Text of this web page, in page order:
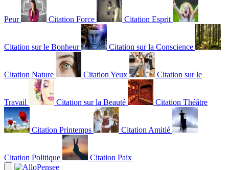
Peur Citation Force Citation Esprit
Citation sur le Bonheur Citation sur la Conscience
Citation Nature Citation Yeux Citation sur le
Travail Citation sur la Beauté Citation Théâtre
Citation Printemps Citation Amitié
Citation Politique Citation Paix